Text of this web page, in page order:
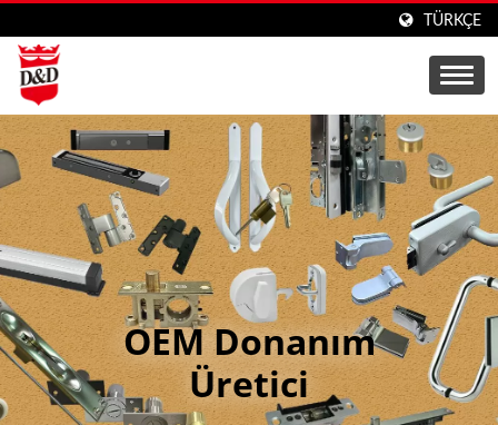
TÜRKÇE
OEM Donanım
Üretici